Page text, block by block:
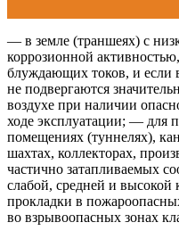
— в земле (траншеях) с
коррозионной
блуждающих токов, и если
не подвергаются
воздухе при наличии
ходе эксплуатации; — для
помещениях (туннелях),
шахтах, коллекторах,
частично затапливаемых
слабой, средней и
прокладки в
во взрывоопасных зонах